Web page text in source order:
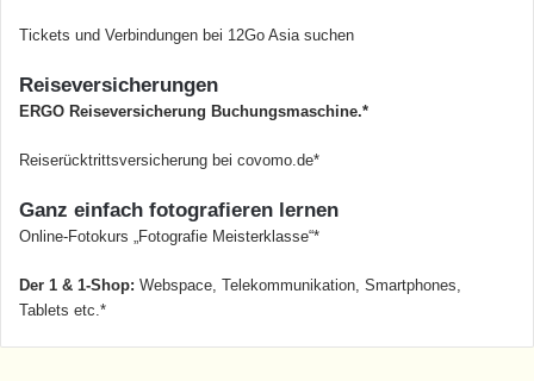
Tickets und Verbindungen bei 12Go Asia suchen
Reiseversicherungen
ERGO Reiseversicherung Buchungsmaschine.*
Reiserücktrittsversicherung bei covomo.de*
Ganz einfach fotografieren lernen
Online-Fotokurs „Fotografie Meisterklasse“*
Der 1 & 1-Shop: Webspace, Telekommunikation, Smartphones,
Tablets etc.*